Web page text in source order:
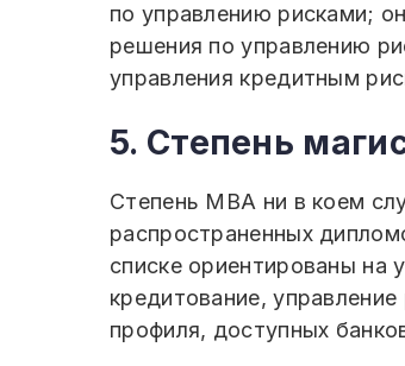
по управлению рисками;
решения по управлению
управления кредитным
5. Степень
Степень MBA ни в коем
распространенных
списке ориентированы на
кредитование,
профиля, доступных